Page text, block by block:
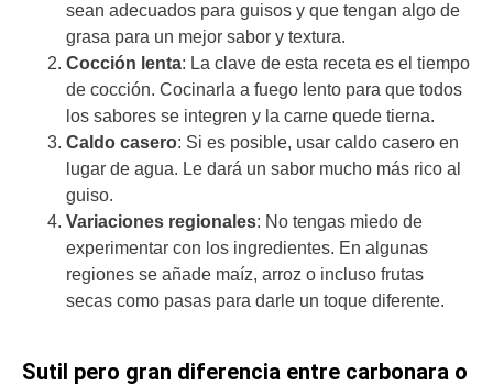
sean adecuados para guisos y que tengan algo de
grasa para un mejor sabor y textura.
Cocción lenta: La clave de esta receta es el tiempo
de cocción. Cocinarla a fuego lento para que todos
los sabores se integren y la carne quede tierna.
Caldo casero: Si es posible, usar caldo casero en
lugar de agua. Le dará un sabor mucho más rico al
guiso.
Variaciones regionales: No tengas miedo de
experimentar con los ingredientes. En algunas
regiones se añade maíz, arroz o incluso frutas
secas como pasas para darle un toque diferente.
Sutil pero gran diferencia entre carbonara o